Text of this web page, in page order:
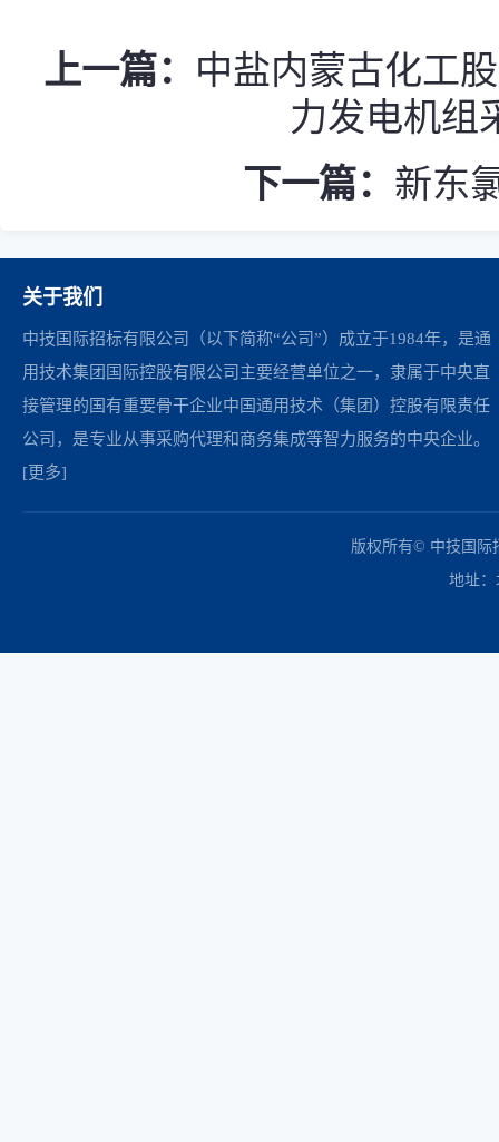
上一篇： 中盐内蒙古化工
力发电机组
下一篇： 新东
关于我们
中技国际招标有限公司（以下简称“公司”）成立于1984年，是通
用技术集团国际控股有限公司主要经营单位之一，隶属于中央直
接管理的国有重要骨干企业中国通用技术（集团）控股有限责任
公司，是专业从事采购代理和商务集成等智力服务的中央企业。
[更多]
版权所有© 中技国际
地址：